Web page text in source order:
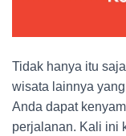
Tidak hanya itu
wisata lainnya
Anda dapat
perjalanan. Kali ini